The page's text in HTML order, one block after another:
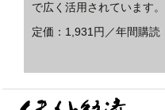
で広く活用されています。
定価：1,931円／年間購読